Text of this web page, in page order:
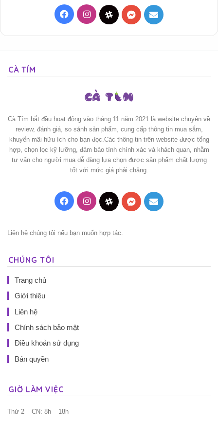
FacebookInstagramThreadsMessenger
Mail
CÀ TÍM
Cà Tím bắt đầu hoạt động vào tháng 11 năm 2021 là website chuyên về
review, đánh giá, so sánh sản phẩm, cung cấp thông tin mua sắm,
khuyến mãi hữu ích cho bạn đọc.Các thông tin trên website được tổng
hợp, chọn lọc kỹ lưỡng, đảm bảo tính chính xác và khách quan, nhằm
tư vấn cho người mua dễ dàng lựa chọn được sản phẩm chất lượng
tốt với mức giá phải chăng.
FacebookInstagramThreadsMessenger
Mail
Liên hệ chúng tôi nếu bạn muốn hợp tác.
CHÚNG TÔI
Trang chủ
Giới thiệu
Liên hệ
Chính sách bảo mật
Điều khoản sử dụng
Bản quyền
GIỜ LÀM VIỆC
Thứ 2 – CN: 8h – 18h